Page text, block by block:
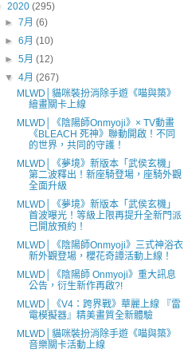
2020 (295)
►7月(6)
►6月(10)
►5月(12)
▼4月(267)
MLWD│貓咪裝扮消除手遊《喵與築》
繪畫關卡上線
MLWD│《陰陽師Onmyoji》× TV動畫
《BLEACH 死神》聯動開啟！不同
的世界，共同的守護！
MLWD│《夢境》新版本「武侯玄機」
第二波釋出！新座騎登場，座騎外觀
全面升級
MLWD│《夢境》新版本「武侯玄機」
首波曝光！等級上限再提升全新門派
已開放預約！
MLWD│《陰陽師Onmyoji》三式神浴衣
新外觀登場，櫻花奇譚活動上線！
MLWD│《陰陽師 Onmyoji》重大訊息
公告，衍生新作再啟?!
MLWD│《V4：跨界戰》華麗上線 『雷
電模擬器』精美畫質全新體驗
MLWD│貓咪裝扮消除手遊《喵與築》
音樂關卡活動上線